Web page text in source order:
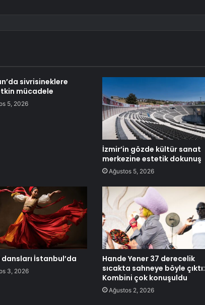
sivrisineklere
mücadele
5, 2026
İzmir’in gözde kültür sanat
merkezine estetik dokunuş
Ağustos 5, 2026
İstanbul’da
3, 2026
Hande Yener 37 derecelik
sıcakta sahneye böyle çıktı:
Kombini çok konuşuldu
Ağustos 2, 2026